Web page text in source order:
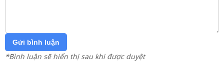
Gửi bình luận
*Bình luận sẽ hiển thị sau khi được duyệt